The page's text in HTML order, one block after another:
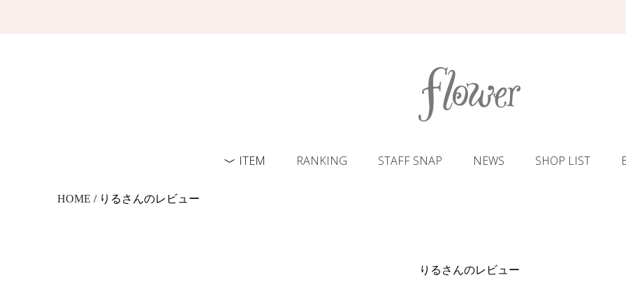
ITEM RANKING STAFF SNAP NEWS SHOP LIST
HOME / りるさんのレビュー
りるさんのレビュー